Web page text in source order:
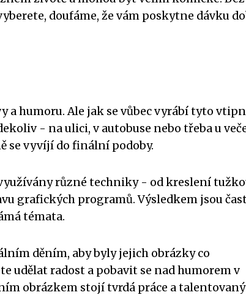
doufáme, že vám poskytne dávku
a humoru. Ale jak se vůbec vyrábí tyto
- na ulici, v autobuse nebo třeba u
se vyvíjí do finální podoby.
různé techniky - od kreslení
grafických programů. Výsledkem jsou
témata.
děním, aby byly jejich obrázky co
udělat radost a pobavit se nad humorem v
obrázkem stojí tvrdá práce a talentovaný